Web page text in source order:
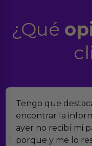
¿Qué
que hay en
de contacto porque
y quería saber el
enseguida.